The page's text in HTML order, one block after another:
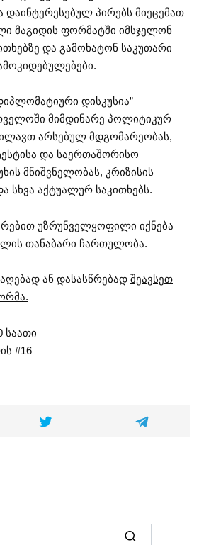
პირებს მიეცემათ
მაგიდის ფორმატში იმსჯელონ
და გამოხატონ საკუთარი
დისკუსია”
მიმდინარე პოლიტიკურ
არსებულ მდგომარეობას,
და საერთაშორისო
მნიშვნელობას, კრიზისის
სხვა აქტუალურ საკითხებს.
უზრუნველყოფილი იქნება
თანაბარი ჩართულობა.
ან დასასწრებად შეავსეთ
საათი
#16